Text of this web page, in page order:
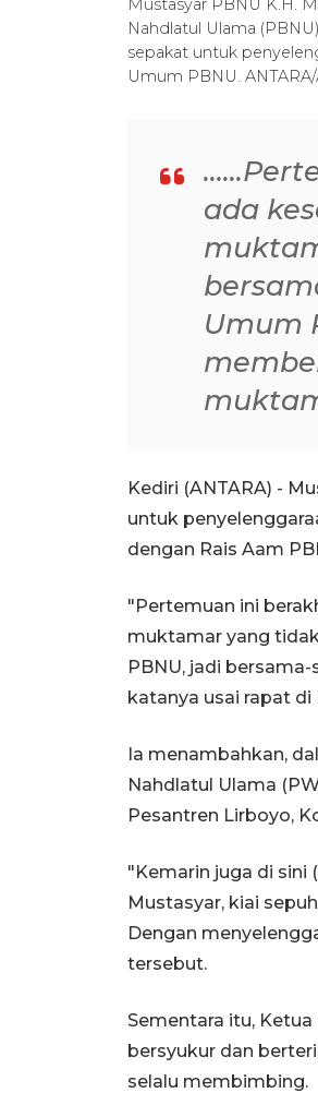
Mustasyar PBNU K.H.
Nahdlatul Ulama
sepakat untuk
Umum PBNU.
ada
Umum
Kediri (ANTARA) -
untuk
dengan Rais Aam
"Pertemuan ini
muktamar yang
PBNU, jadi
katanya usai rapat di
Ia menambahkan,
Nahdlatul Ulama
Pesantren Lirboyo,
"Kemarin juga di sini
Mustasyar, kiai
Dengan
tersebut.
Sementara itu,
bersyukur dan
selalu membimbing.